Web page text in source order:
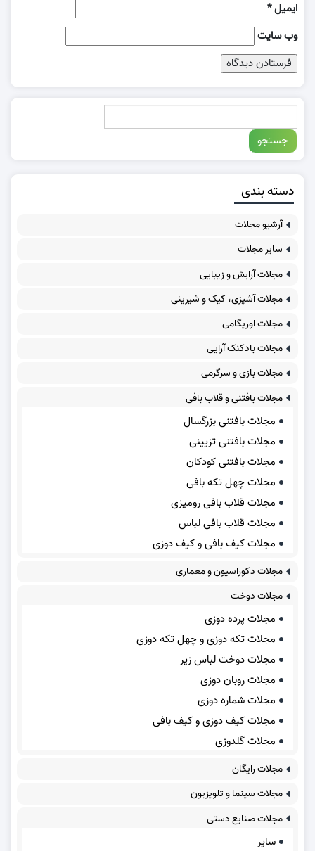
ایمیل*
وب‌ سایت
دسته بندی
آرشیو مجلات
سایر مجلات
مجلات آرایش و زیبایی
مجلات آشپزی، کیک و شیرینی
مجلات اوریگامی
مجلات بادکنک آرایی
مجلات بازی و سرگرمی
مجلات بافتنی و قلاب بافی
مجلات بافتنی بزرگسال
مجلات بافتنی تزیینی
مجلات بافتنی کودکان
مجلات چهل تکه بافی
مجلات قلاب بافی رومیزی
مجلات قلاب بافی لباس
مجلات کیف بافی و کیف دوزی
مجلات دکوراسیون و معماری
مجلات دوخت
مجلات پرده دوزی
مجلات تکه دوزی و چهل تکه دوزی
مجلات دوخت لباس زیر
مجلات روبان دوزی
مجلات شماره دوزی
مجلات کیف دوزی و کیف بافی
مجلات گلدوزی
مجلات رایگان
مجلات سینما و تلویزیون
مجلات صنایع دستی
سایر